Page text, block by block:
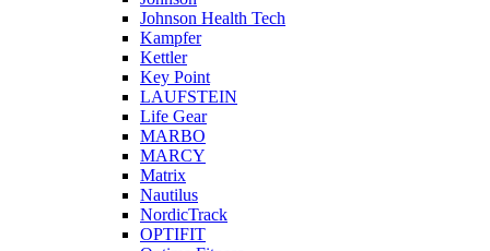
Johnson Health Tech
Kampfer
Kettler
Key Point
LAUFSTEIN
Life Gear
MARBO
MARCY
Matrix
Nautilus
NordicTrack
OPTIFIT